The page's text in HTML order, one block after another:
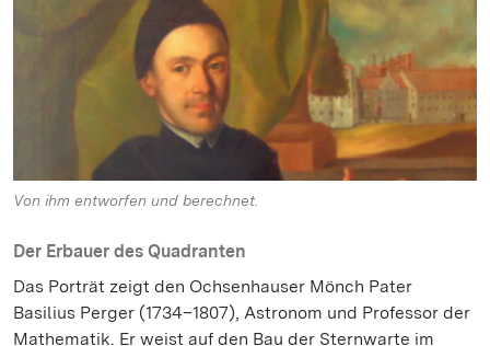
Von ihm entworfen und berechnet.
Der Erbauer des Quadranten
Das Porträt zeigt den Ochsenhauser Mönch Pater
Basilius Perger (1734–1807), Astronom und Professor der
Mathematik. Er weist auf den Bau der Sternwarte im